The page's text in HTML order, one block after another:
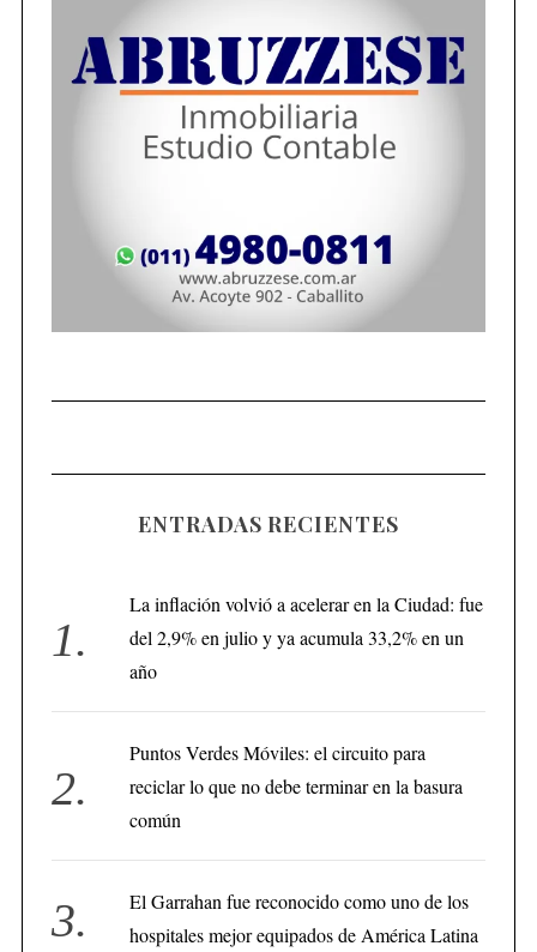
ENTRADAS RECIENTES
La inflación volvió a acelerar en la Ciudad: fue
del 2,9% en julio y ya acumula 33,2% en un
año
Puntos Verdes Móviles: el circuito para
reciclar lo que no debe terminar en la basura
común
El Garrahan fue reconocido como uno de los
hospitales mejor equipados de América Latina